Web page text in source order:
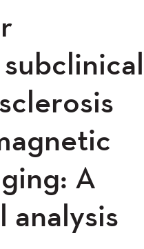
2013
2012
2007
2006
au plus récent
A
analysis